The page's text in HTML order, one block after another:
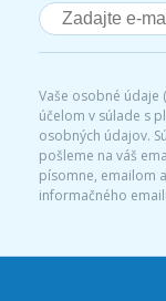
Vaše osobné údaje
účelom v súlade s
osobných údajov.
pošleme na váš
písomne, emailom
informačného